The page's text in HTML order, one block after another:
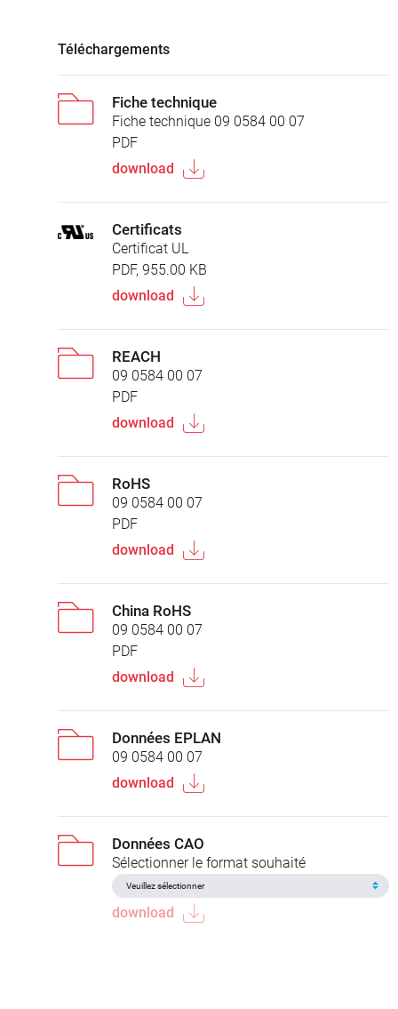
Téléchargements
Fiche technique
Fiche technique 09 0584 00 07
PDF
download
Certificats
Certificat UL
PDF, 955.00 KB
download
REACH
09 0584 00 07
PDF
download
RoHS
09 0584 00 07
PDF
download
China RoHS
09 0584 00 07
PDF
download
Données EPLAN
09 0584 00 07
download
Données CAO
Sélectionner le format souhaité
download